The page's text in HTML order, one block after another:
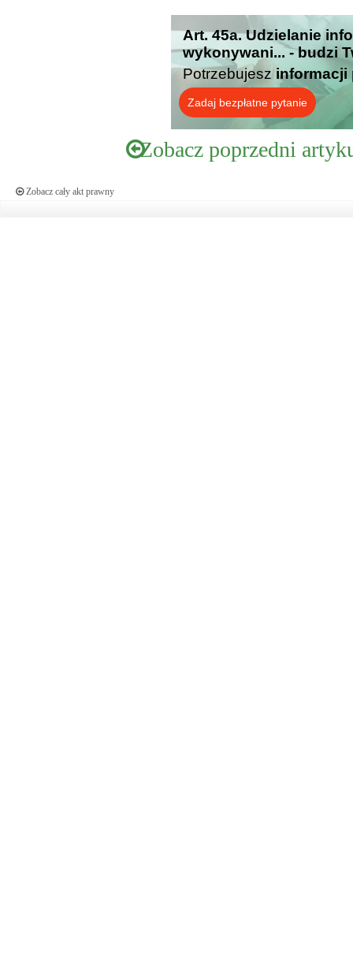
Art. 45a. Udzielanie
wykonywani... - budzi
Potrzebujesz informacji
Zadaj bezpłatne pytanie
Zobacz poprzedni
Zobacz cały akt prawny